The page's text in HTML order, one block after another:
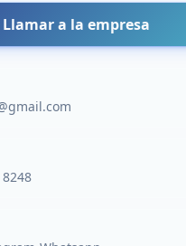
Llamar a la empresa